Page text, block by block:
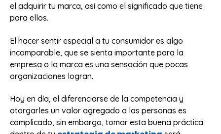
el adquirir tu marca, así como el significado que tiene
para ellos.
El hacer sentir especial a tu consumidor es algo
incomparable, que se sienta importante para la
empresa o la marca es una sensación que pocas
organizaciones logran.
Hoy en día, el diferenciarse de la competencia y
otorgarles un valor agregado a las personas es
complicado, sin embargo, tomar esta buena práctica